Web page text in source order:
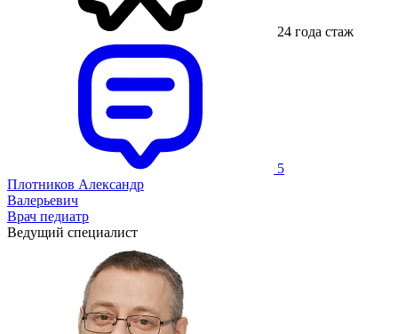
24 года стаж
5
Плотников Александр
Валерьевич
Врач педиатр
Ведущий специалист